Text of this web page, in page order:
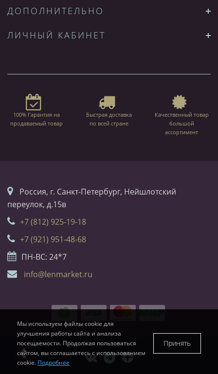
ДОПОЛНИТЕЛЬНО
ЛИЧНЫЙ КАБИНЕТ
100% Гарантия на
продаваемый товар
Быстрая доставка
по всей стране
Качественный товар
большой
ассортимент
Россия, г. Санкт-Петербург, Нейшлотский
переулок, д.15в
+7 (812) 925-19-18
+7 (921) 951-48-68
ПН-ВС: 24*7
info@lenmarket.ru
Мы используем файлы cookie для
улучшения работы сайта и анализа
посещаемости. Продолжая пользоваться
сайтом, вы соглашаетесь с использованием
cookie. Подробнее
Принять